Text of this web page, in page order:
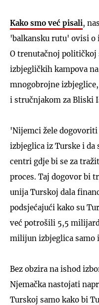
Kako smo već pisali,
'balkansku rutu' ovisi o
O trenutačnoj
izbjegličkih kampova
mnogobrojne
i stručnjakom za Bliski
'Nijemci žele dogovoriti
izbjeglica iz Turske i da
centri gdje bi se za
proces. Taj dogovor bi
unija Turskoj dala
podsjećajući kako su
već potrošili 5,5
milijun izbjeglica samo
Bez obzira na ishod
Njemačka nastojati
Turskoj samo kako bi